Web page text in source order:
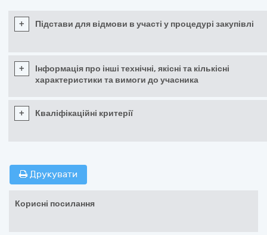
+ Підстави для відмови в участі у процедурі закупівлі
+
Інформація про інші технічні, якісні та кількісні
характеристики та вимоги до учасника
+ Кваліфікаційні критерії
Друкувати
Корисні посилання